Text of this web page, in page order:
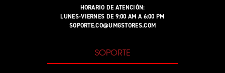
HORARIO DE ATENCIÓN:
LUNES-VIERNES DE 9:00 AM A 6:00 PM
SOPORTE.CO@UMGSTORES.COM
SOPORTE